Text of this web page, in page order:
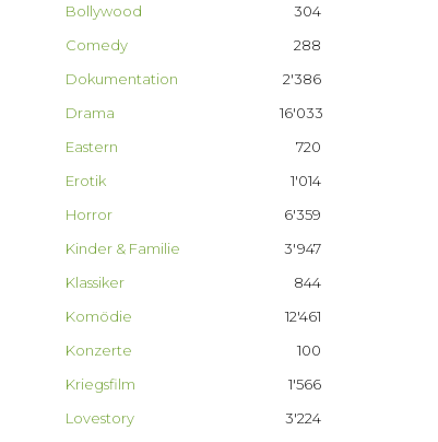
304
Bollywood
288
Comedy
2'386
Dokumentation
16'033
Drama
720
Eastern
1'014
Erotik
6'359
Horror
3'947
Kinder & Familie
844
Klassiker
12'461
Komödie
100
Konzerte
1'566
Kriegsfilm
3'224
Lovestory